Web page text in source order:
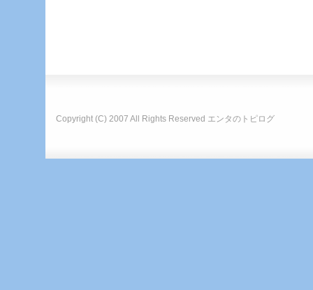
Copyright (C) 2007 All Rights Reserved エンタのトピログ